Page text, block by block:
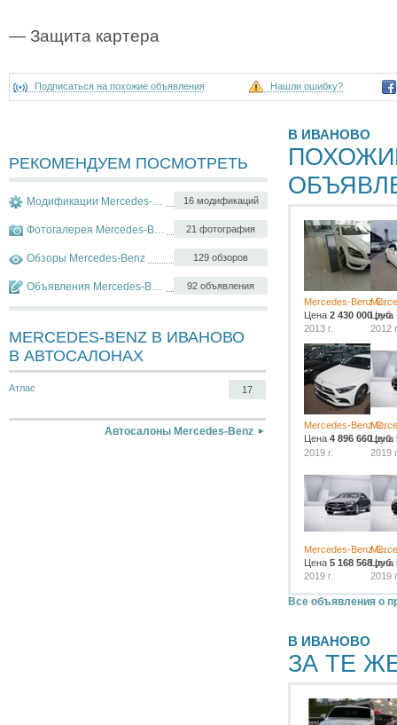
— Защита картера
Подписаться на похожие объявления Нашли ошибку?
РЕКОМЕНДУЕМ ПОСМОТРЕТЬ
16 модификаций
Модификации Mercedes-Benz CLS-klasse
21 фотография
Фотогалерея Mercedes-Benz CLS-klasse
129 обзоров
Обзоры Mercedes-Benz
92 объявления
Объявления Mercedes-Benz CLS-klasse
MERCEDES-BENZ В ИВАНОВО
В АВТОСАЛОНАХ
Атлас 17
Автосалоны Mercedes-Benz
В ИВАНОВО
Mercedes-Benz C...
Цена 2 430 000 руб.
2013 г.
Цена
2012
Mercedes-Benz C...
Цена 4 896 660руб.
2019 г.
Цена
2019
Mercedes-Benz C...
Цена 5 168 568 руб.
2019 г.
Цена
2019
Все объявления о
В ИВАНОВО
ЗА ТЕ